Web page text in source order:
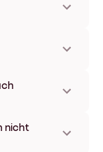
Den Trackinglink
zu
nicht